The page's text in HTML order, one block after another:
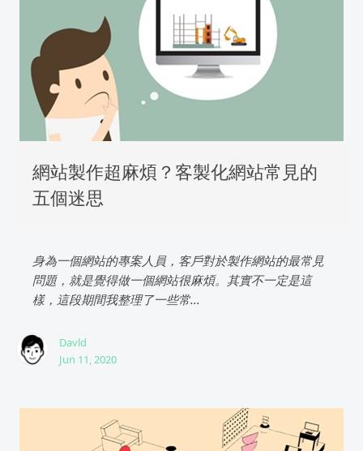
網站製作超麻煩？客製化網站常見的
五個迷思
身為一個網站的專案人員，客戶對於製作網站的最常見
問題，就是覺得做一個網站很麻煩。其實不一定是這
樣，這段期間我整理了一些常...
Davld
Jun 11, 2020